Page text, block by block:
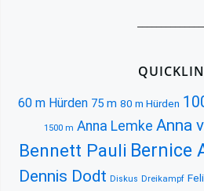
60 m Hürden 75 m 80 m Hürden
1500 m Anna Lemke Anna
Bennett Pauli Bernice
Dennis Dodt Diskus Dreikampf